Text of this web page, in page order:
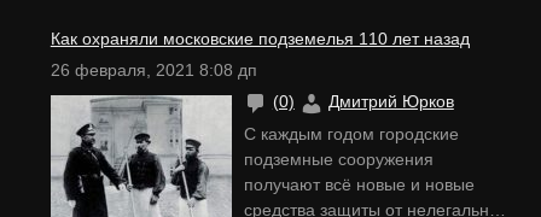
правительству. Испания стала
своеобразным полигоном, на
котором будущие противники по
Второй Мировой войне могли
проверить новые технологии. На
земле сталкивались советские и
фашистские танки,…
Как охраняли московские подземелья 110 лет назад
26 февраля, 2021 8:08 дп
(0)
Дмитрий Юрков
С каждым годом городские
подземные сооружения
получают всё новые и новые
средства защиты от нелегальных